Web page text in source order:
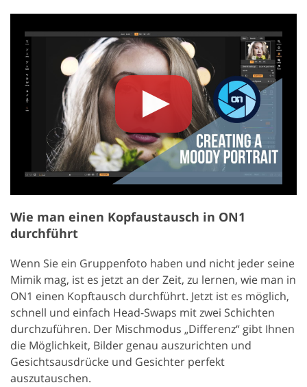
Wie man einen Kopfaustausch in ON1
durchführt
Wenn Sie ein Gruppenfoto haben und nicht jeder seine
Mimik mag, ist es jetzt an der Zeit, zu lernen, wie man in
ON1 einen Kopftausch durchführt. Jetzt ist es möglich,
schnell und einfach Head-Swaps mit zwei Schichten
durchzuführen. Der Mischmodus „Differenz“ gibt Ihnen
die Möglichkeit, Bilder genau auszurichten und
Gesichtsausdrücke und Gesichter perfekt
auszutauschen.